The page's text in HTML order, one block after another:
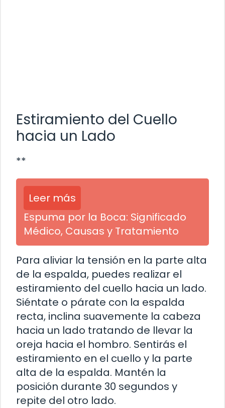
Estiramiento del Cuello
hacia un Lado
**
Leer más
Espuma por la Boca: Significado
Médico, Causas y Tratamiento
Para aliviar la tensión en la parte alta
de la espalda, puedes realizar el
estiramiento del cuello hacia un lado.
Siéntate o párate con la espalda
recta, inclina suavemente la cabeza
hacia un lado tratando de llevar la
oreja hacia el hombro. Sentirás el
estiramiento en el cuello y la parte
alta de la espalda. Mantén la
posición durante 30 segundos y
repite del otro lado.